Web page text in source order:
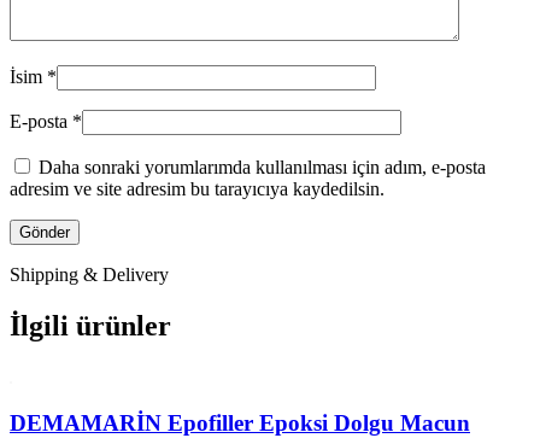
İsim *
E-posta *
Daha sonraki yorumlarımda kullanılması için adım, e-posta
adresim ve site adresim bu tarayıcıya kaydedilsin.
Shipping & Delivery
İlgili ürünler
DEMAMARİN Epofiller Epoksi Dolgu Macun